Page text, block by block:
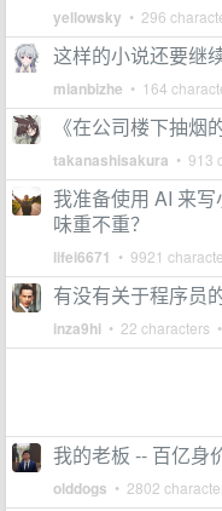
yellowsky • 296
这样的小说还要继
mianbizhe • 164
《在公司楼下抽烟
takanashisakura • 913
我准备使用 AI 来
味重不重？
lifei6671 • 9921
有没有关于程序员
inza9hi • 22 characters
我的老板 -- 百亿身
olddogs • 2802